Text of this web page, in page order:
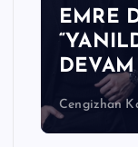
EMRE
Cengizhan